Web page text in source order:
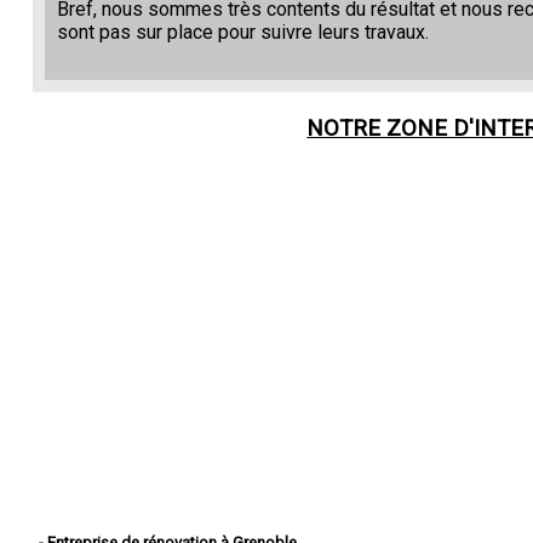
Bref, nous sommes très contents du résultat et nous
sont pas sur place pour suivre leurs travaux.
NOTRE ZONE